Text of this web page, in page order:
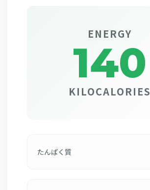
ENERGY
140
KILOCALORIES
たんぱく質